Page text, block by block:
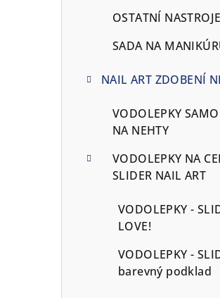
OSTATNÍ
SADA NA
NAIL ART ZDOBENÍ
VODOLEPKY
NA NEHTY
VODOLEPKY NA
SLIDER NAIL ART
VODOLEPKY -
LOVE!
VODOLEPKY -
barevný podklad